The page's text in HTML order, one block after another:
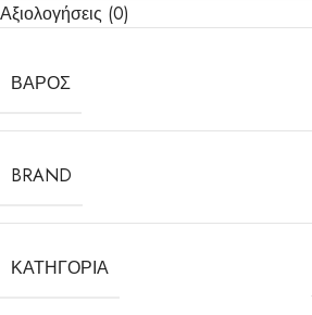
Αξιολογήσεις (0)
ΒΆΡΟΣ
BRAND
ΚΑΤΗΓΟΡΊΑ